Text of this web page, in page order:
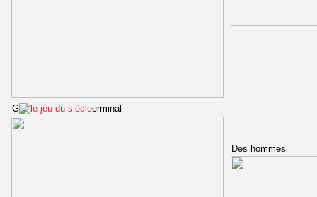
G erminal
Des hommes